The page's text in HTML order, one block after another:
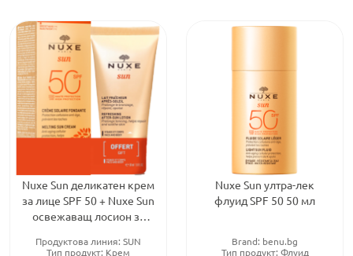
Nuxe Sun деликатен крем
за лице SPF 50 + Nuxe Sun
освежаващ лосион за
Продуктова линия: SUN
Тип продукт: Крем
Nuxe Sun ултра-лек
флуид SPF 50 50 мл
Brand: benu.bg
Тип продукт: Флуид